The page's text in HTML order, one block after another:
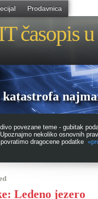
Prodavnica
časopis
katastrofa
povezane teme - gubitak
nekoliko osnovnih
dragocene podatke
Ledeno jezero